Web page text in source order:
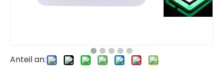
Anteil an: